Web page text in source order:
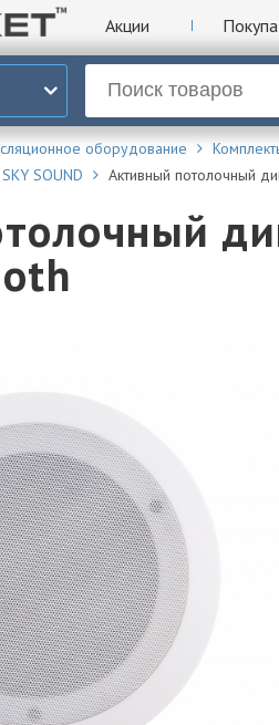
Акции
оборудование
SOUND
Активный потолочный